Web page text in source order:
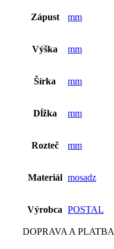
Zápust mm
Výška mm
Šírka mm
Dĺžka mm
Rozteč mm
Materiál mosadz
Výrobca POSTAL
DOPRAVA A PLATBA